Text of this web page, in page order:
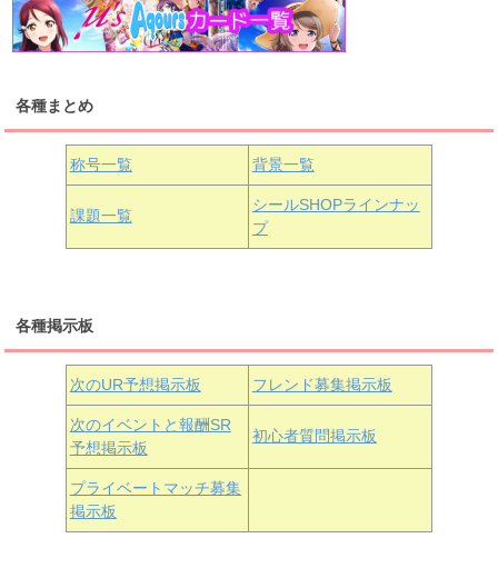
浦の星女学院1年生
津島善子 黒澤ルビィ
浦の星女学院3年生
黒澤ダイヤ
虹ヶ咲学園1年生
中須かすみ 天王寺璃奈
朝香果林 近江彼方 エマ・ヴェルデ
各種まとめ
称号一覧 背景一覧
課題一覧
シールSHOPラインナッ
プ
各種掲示板
次のUR予想掲示板 フレンド募集掲示板
次のイベントと報酬SR
予想掲示板
初心者質問掲示板
プライベートマッチ募集
掲示板